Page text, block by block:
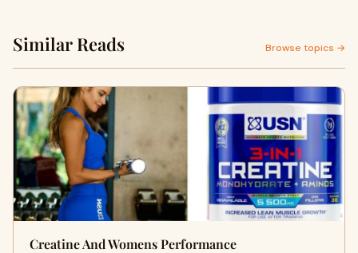
Similar Reads Browse topics →
Creatine And Womens Performance